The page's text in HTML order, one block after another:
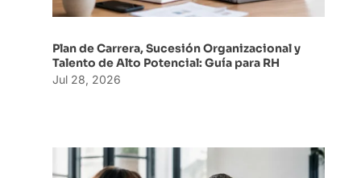
Plan de Carrera, Sucesión Organizacional y
Talento de Alto Potencial: Guía para RH
Jul 28, 2026